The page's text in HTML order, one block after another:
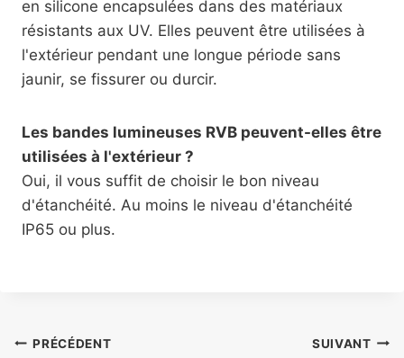
en silicone encapsulées dans des matériaux
résistants aux UV. Elles peuvent être utilisées à
l'extérieur pendant une longue période sans
jaunir, se fissurer ou durcir.
Les bandes lumineuses RVB peuvent-elles être
utilisées à l'extérieur ?
Oui, il vous suffit de choisir le bon niveau
d'étanchéité. Au moins le niveau d'étanchéité
IP65 ou plus.
PRÉCÉDENT SUIVANT